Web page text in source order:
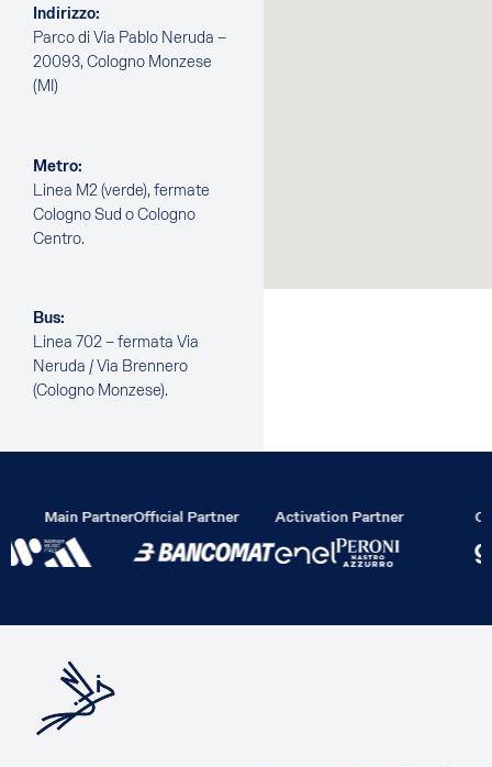
Indirizzo:
Parco di Via Pablo Neruda –
20093, Cologno Monzese
(MI)
Metro:
Linea M2 (verde), fermate
Cologno Sud o Cologno
Centro.
Bus:
Linea 702 – fermata Via
Neruda / Via Brennero
(Cologno Monzese).
Main PartnerOfficial Partner Activation Partner